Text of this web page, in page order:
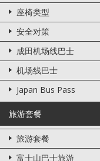
座椅类型
安全对策
成田机场线巴士
机场线巴士
Japan Bus Pass
旅游套餐
旅游套餐
富士山巴士旅游